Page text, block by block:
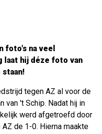
foto's na veel
laat hij déze foto van
tegen AZ al voor de
van 't Schip. Nadat hij in
werd afgetroefd door
de 1-0. Hierna maakte